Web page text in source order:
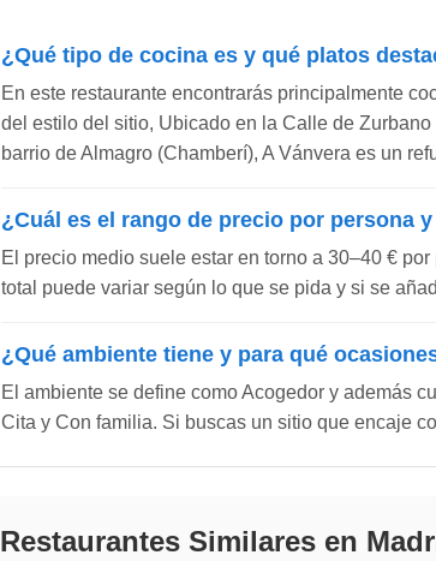
¿Qué tipo de cocina es y qué platos
En este restaurante encontrarás principalmente
del estilo del sitio, Ubicado en la Calle de
barrio de Almagro (Chamberí), A Vánvera es un
¿Cuál es el rango de precio por persona
El precio medio suele estar en torno a 30–40 €
total puede variar según lo que se pida y si se
¿Qué ambiente tiene y para qué
El ambiente se define como Acogedor y además
Cita y Con familia. Si buscas un sitio que encaje
Restaurantes Similares en